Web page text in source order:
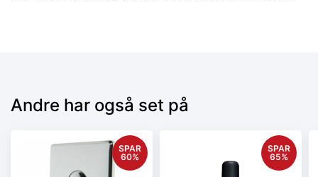
Andre har også set på
SPAR
60%
SPAR
65%